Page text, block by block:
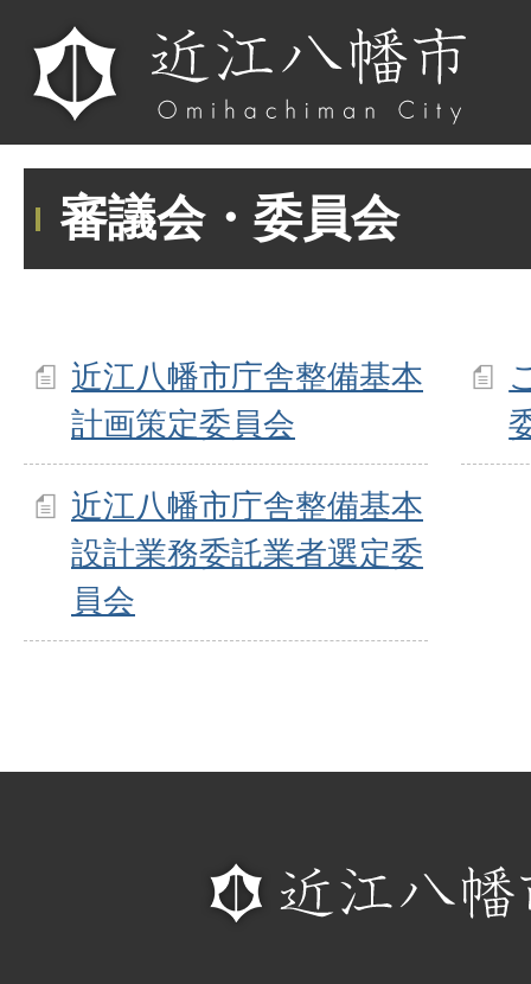
審議会・委員会
近江八幡市庁舎整備基本
計画策定委員会
近江八幡市庁舎整備基本
設計業務委託業者選定委
員会